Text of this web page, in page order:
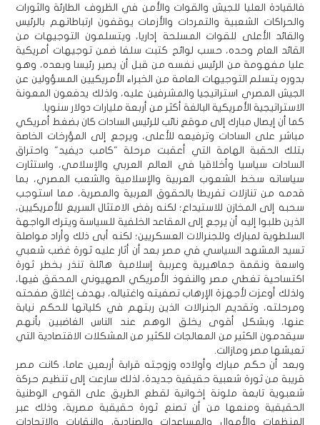
فالقيادة العليا للجيش والقوات والأمن في الظروف الطارئة والثورات
والحراكات الشعبية والتمردات والأزمات يوقفون ارتباطاتهم بالرئيس
والقائد الأعلى للقوات المسلحة إداريا، ويتسلمون التوجيهات من
القائد العام وحده، حسب لوائح كتبت سلفا ضمن توجيهات أمريكية
عليا مفهومة من الرئيس نفسه من قبل أن يصير رئيسا وبعده، وهو
بدوره يتسلم التوجيهات العامة من الخبراء الأمريكيين المسؤولين عن
الجيش المصري استراتيجيا والمشرفين عليه، ولذلك يدفعون المعونة
الاستراتيجية الأمريكية البالغة أكثر من أربعة مليارات دولار سنويا.
كما أن إيصال مبارك إلى موقع نائب للرئيس السادات كان بضغط أمريكي
مباشر على السادات وترفيعه للأعلى، ويرجع إلى المؤرخات الخاصة
بتلك الحقبة الهامة التي أعقبت مرحلة "كامب ديفيد" واحتراق
السادات سياسيا وأخلاقيا في العالم العربي والإسلامي، واستثارت
سياساته سخط الشعوب العربية والإسلامية والشعب المصري، بما
قدمه من تنازلات تفريطا بالحقوق العربية والمصرية، مما استوجب
سحبه إلى المخازن للاستيداع؛ لكنه رفض الامتثال السريع للأمريكيين،
الذين طلبوا إليه أن يرجع إلى المقاعد الخلفية للسياسة ويترك الواجهة
السلطوية لمبارك وللجنرالات العسكريين؛ لكنه أبى ذلك وأراد مواصلة
تسيد المشهد السياسي في مصر بعد أن أثار عليه ثورة غضب شعبي
واسعة ونقمة جماهيرية وعربية إسلامية هائلة تنذر بخطر ثورة
اكتساحية تغطي مصر والنفوذ الأمريكي الصهيوني المحقق فيها،
ولذلك أوعزت لأجهزة الإرهاب تصفيته واغتياله، بهدف إغلاق صفحته
ومرحلته، وتقديم الجنرالات الذين ربتهم في كلياتها للحكم نيابة
عنها، وبشكل أقوى يخلق الوهم عند الناس الغاضبين بأنهم
سيقدمون الكثير من المعالجات للكثير من المشكلات الاقتصادية التي
تعيشها مصر ومازالت.
وبعد أن حكم مبارك وأولاده وزوجته قرابة أربعين عاما، كانت مصر
قريبة من ثورة شعبية حقيقية جديدة، لذلك سارعت إلى تنظيم حركة
شعبوية تابعة ملونة إخوانية لقطع الطريق على القوى الوطنية
الحقيقية ومنعها من أن تصنع ثورة حقيقية مصرية، وذلك عبر
المنظمات والأموال والمساعدات والصناديق والنقابات والاتحادات